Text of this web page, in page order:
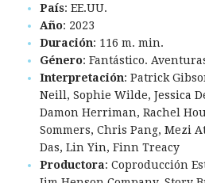
País: EE.UU.
Año: 2023
Duración: 116 m. min.
Género: Fantástico.
Interpretación: Patrick
Neill, Sophie Wilde, Jessica
Damon Herriman, Rachel
Sommers, Chris Pang, Mezi
Das, Lin Yin, Finn Treacy
Productora: Coproducción